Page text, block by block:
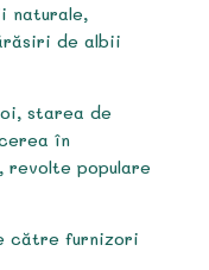
naturale,
de albii
starea de
în
populare
către furnizori